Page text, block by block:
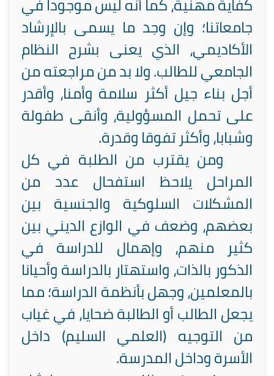
جامعاتنا؛ وإن وجد ما يسمى بالإرشاد
الأكاديمي، الذي يعنى بشرح النظام
الجامعي للطالب. ولا بد من مراجعته من
أجل بناء جيل أكثر سلامة وأمنا، وأقدر
على تحمل المسؤولية، وأنقى طفولة
وشبابا، وأكثر تفوقا وقدرة.
ومن يقترب من الطلبة في كل
المراحل يلاحظ استفحال عدد من
المشكلات السلوكية والجنسية بين
بعضهم، وضعف في الوازع الديني بين
كثير منهم، وإهمال للدراسة في
الذكور بالذات، واستهتار بالدراسة وأحيانا
بالمعلمين، وجهل بأنظمة الدراسة؛ مما
يجعل الطالب أو الطالبة ضحايا، في غياب
من التوجيه (العلمي السليم) داخل
الأسرة وداخل المدرسة.